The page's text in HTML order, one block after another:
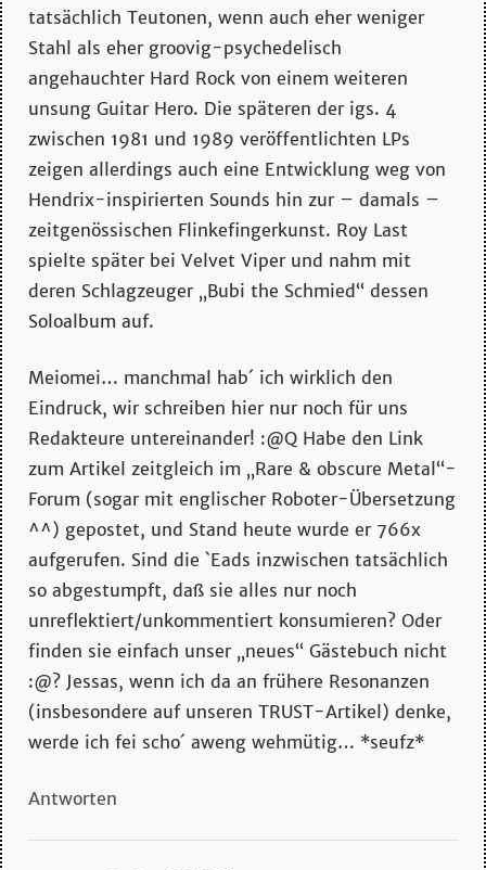
tatsächlich Teutonen, wenn auch eher weniger
Stahl als eher groovig-psychedelisch
angehauchter Hard Rock von einem weiteren
unsung Guitar Hero. Die späteren der igs. 4
zwischen 1981 und 1989 veröffentlichten LPs
zeigen allerdings auch eine Entwicklung weg von
Hendrix-inspirierten Sounds hin zur – damals –
zeitgenössischen Flinkefingerkunst. Roy Last
spielte später bei Velvet Viper und nahm mit
deren Schlagzeuger „Bubi the Schmied“ dessen
Soloalbum auf.
Meiomei… manchmal hab´ ich wirklich den
Eindruck, wir schreiben hier nur noch für uns
Redakteure untereinander! :@Q Habe den Link
zum Artikel zeitgleich im „Rare & obscure Metal“-
Forum (sogar mit englischer Roboter-Übersetzung
^^) gepostet, und Stand heute wurde er 766x
aufgerufen. Sind die `Eads inzwischen tatsächlich
so abgestumpft, daß sie alles nur noch
unreflektiert/unkommentiert konsumieren? Oder
finden sie einfach unser „neues“ Gästebuch nicht
:@? Jessas, wenn ich da an frühere Resonanzen
(insbesondere auf unseren TRUST-Artikel) denke,
werde ich fei scho´ aweng wehmütig… *seufz*
Antworten